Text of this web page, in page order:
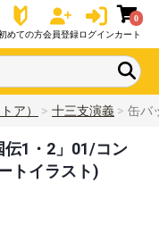
めての方会員登録ログイン
0
カート
ア） 十三支演義 缶バ
伝1・2」01/コン
トイラスト)